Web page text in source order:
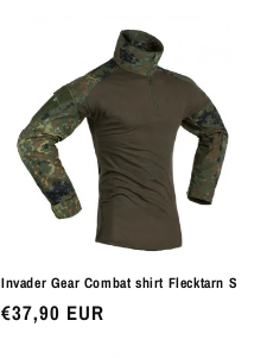
Invader Gear Combat shirt Flecktarn S
Preço
€37,90 EUR